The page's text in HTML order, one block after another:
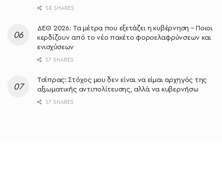
58 SHARES
ΔΕΘ 2026: Τα μέτρα που εξετάζει η κυβέρνηση – Ποιοι
κερδίζουν από το νέο πακέτο φοροελαφρύνσεων και
ενισχύσεων
57 SHARES
Τσίπρας: Στόχος μου δεν είναι να είμαι αρχηγός της
αξιωματικής αντιπολίτευσης, αλλά να κυβερνήσω
57 SHARES